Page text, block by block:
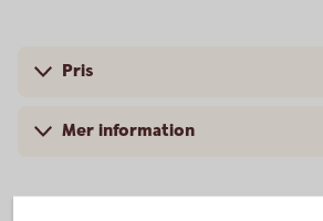
Pris
Mer information